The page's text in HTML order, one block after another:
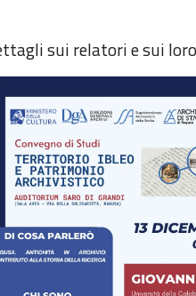
sui relatori e sui